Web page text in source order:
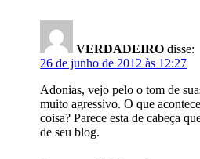
VERDADEIRO disse:
26 de junho de 2012 às 12:27
Adonias, vejo pelo o tom de
muito agressivo. O que
coisa? Parece esta de cabeça
de seu blog.